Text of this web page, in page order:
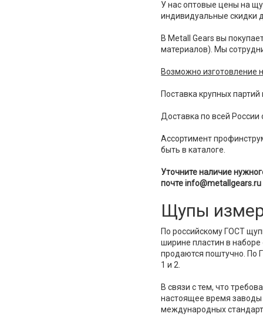
У нас оптовые цены на
индивидуальные скидки
В Metall Gears вы
материалов). Мы
Возможно изготовление
Поставка крупных
Доставка по всей России
Ассортимент
быть в каталоге.
Уточните наличие
почте info@metallgears.ru
Щупы
По российскому ГОСТ
ширине пластин в
продаются поштучно. По
1 и 2.
В связи с тем, что
настоящее время заводы
международных